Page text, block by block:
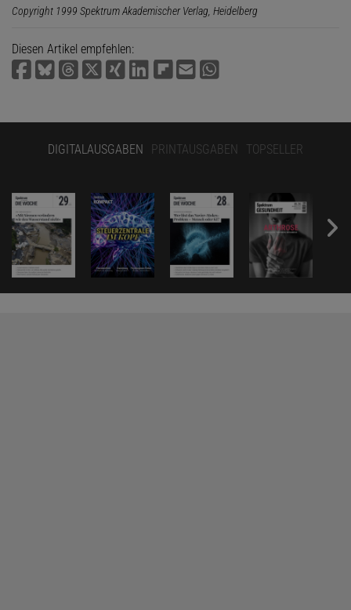
Copyright 1999 Spektrum Akademischer Verlag, Heidelberg
Diesen Artikel empfehlen:
DIGITALAUSGABEN PRINTAUSGABEN TOPSELLER